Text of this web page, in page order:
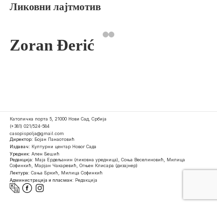
Ликовни лајтмотив
Zoran Đerić
Католичка порта 5, 21000 Нови Сад, Србија
(+381) 021/524-584
casopispolja@gmail.com
Директор: Бојан Панаотовић
Издавач: Културни центар Новог Сада
Уредник: Ален Бешић
Редакција: Маја Ердељанин (ликовна уредница), Соња Веселиновић, Милица
Софинкић, Марјан Чакаревић, Огњен Клисара (дизајнер)
Лектура: Сања Бркић, Милица Софинкић
Администрација и пласман: Редакција